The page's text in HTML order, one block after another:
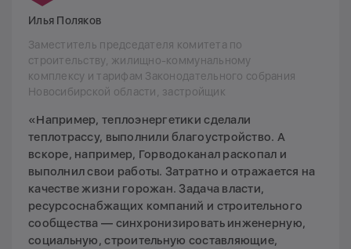
Илья Поляков
Заместитель председателя комитета по
строительству, жилищно-коммунальному
комплексу и тарифам Законодательного собрания
Новосибирской области, застройщик
«Например, теплоэнергетики сделали
теплотрассу, выполнили благоустройство. А
вскоре, например, Горводоканал раскопал и
выполнил свои работы. Затратно и отражается на
качестве жизни горожан. Задача власти,
ресурсоснабжащих компаний и строительного
сообщества — синхронизировать инженерную,
социальную, строительную составляющие,